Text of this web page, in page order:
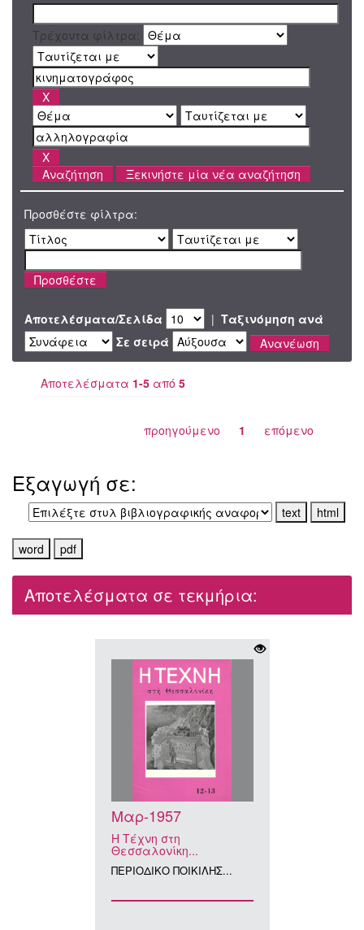
Τρέχοντα φίλτρα:
Ξεκινήστε μία νέα αναζήτηση
Προσθέστε φίλτρα:
Αποτελέσματα/Σελίδα | Ταξινόμηση ανά
Σε σειρά
Αποτελέσματα 1-5 από 5
προηγούμενο 1 επόμενο
Εξαγωγή σε:
Αποτελέσματα σε τεκμήρια:
Μαρ-1957
Η Τέχνη στη
Θεσσαλονίκη...
ΠΕΡΙΟΔΙΚΟ ΠΟΙΚΙΛΗΣ...